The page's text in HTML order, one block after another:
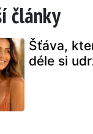
články
Šťáva,
déle si